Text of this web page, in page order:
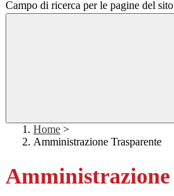
Campo di ricerca per le pagine del sito
Home >
Amministrazione Trasparente
Amministrazione